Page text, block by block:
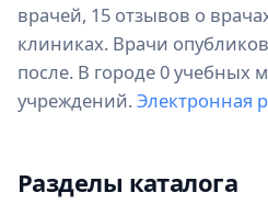
врачей, 15 отзывов о
клиниках. Врачи
после. В городе 0 учебных
учреждений. Электронная
Разделы каталога